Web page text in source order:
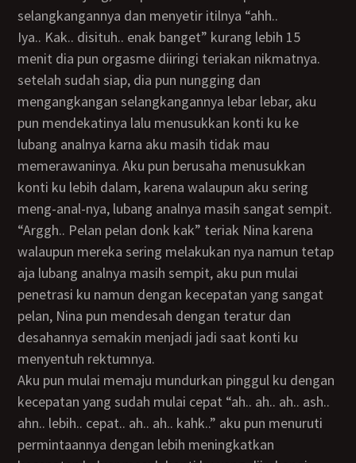
selangkangannya dan menyetir itilnya “ahh..
Iya.. Kak.. disituh.. enak banget” kurang lebih 15
menit dia pun orgasme diiringi teriakan nikmatnya.
setelah sudah siap, dia pun nungging dan
mengangkangan selangkangannya lebar lebar, aku
pun mendekatinya lalu menusukkan konti ku ke
lubang analnya karna aku masih tidak mau
memerawaninya. Aku pun berusaha menusukkan
konti ku lebih dalam, karena walaupun aku sering
meng-anal-nya, lubang analnya masih sangat sempit.
“arggh.. Pelan pelan donk kak” teriak Nina karena
walaupun mereka sering melakukan nya namun tetap
aja lubang analnya masih sempit, aku pun mulai
penetrasi ku namun dengan kecepatan yang sangat
pelan, Nina pun mendesah dengan teratur dan
desahannya semakin menjadi jadi saat konti ku
menyentuh rektumnya.
Aku pun mulai memaju mundurkan pinggul ku dengan
kecepatan yang sudah mulai cepat “ah.. ah.. ah.. ash..
ahn.. lebih.. cepat.. ah.. ah.. kahk..” aku pun menuruti
permintaannya dengan lebih meningkatkan